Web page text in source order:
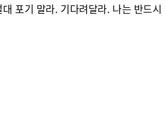
포기 말라. 기다려달라. 나는 반드